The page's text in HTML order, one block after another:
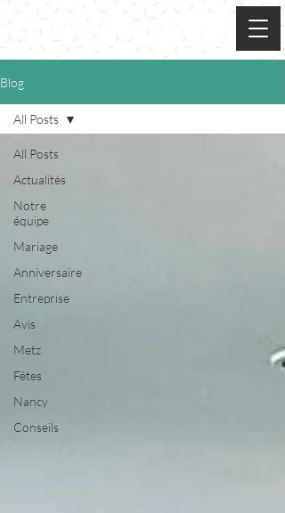
FunCube
Blog
All Posts
Actualités
Notre
équipe
Mariage
Anniversaire
Entreprise
Avis
Metz
Fêtes
Nancy
Conseils
All Posts